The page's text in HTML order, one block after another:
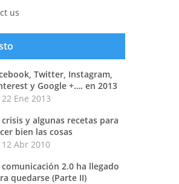
us
Twitter, Instagram,
y Google +…. en 2013
22 Ene 2013
crisis y algunas recetas para
bien las cosas
12 Abr 2010
comunicación 2.0 ha llegado
quedarse (Parte II)